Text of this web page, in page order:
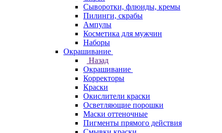
Сыворотки, флюиды, кремы
Пилинги, скрабы
Ампулы
Косметика для мужчин
Наборы
Окрашивание
Назад
Окрашивание
Корректоры
Краски
Окислители краски
Осветляющие порошки
Маски оттеночные
Пигменты прямого действия